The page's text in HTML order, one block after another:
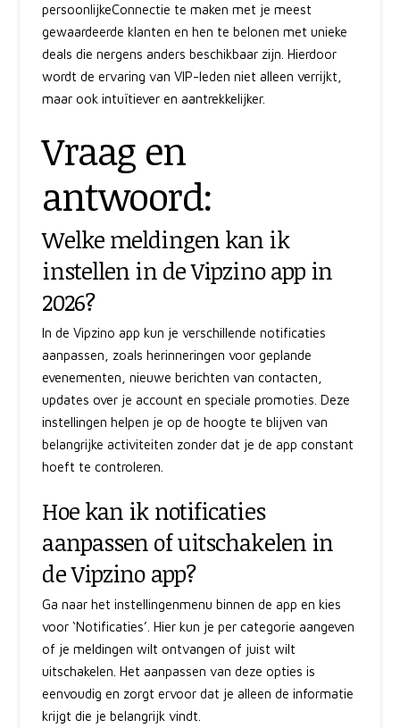
persoonlijkeConnectie te maken met je meest
gewaardeerde klanten en hen te belonen met unieke
deals die nergens anders beschikbaar zijn. Hierdoor
wordt de ervaring van VIP-leden niet alleen verrijkt,
maar ook intuïtiever en aantrekkelijker.
Vraag en
antwoord:
Welke meldingen kan ik
instellen in de Vipzino app in
2026?
In de Vipzino app kun je verschillende notificaties
aanpassen, zoals herinneringen voor geplande
evenementen, nieuwe berichten van contacten,
updates over je account en speciale promoties. Deze
instellingen helpen je op de hoogte te blijven van
belangrijke activiteiten zonder dat je de app constant
hoeft te controleren.
Hoe kan ik notificaties
aanpassen of uitschakelen in
de Vipzino app?
Ga naar het instellingenmenu binnen de app en kies
voor ‘Notificaties’. Hier kun je per categorie aangeven
of je meldingen wilt ontvangen of juist wilt
uitschakelen. Het aanpassen van deze opties is
eenvoudig en zorgt ervoor dat je alleen de informatie
krijgt die je belangrijk vindt.